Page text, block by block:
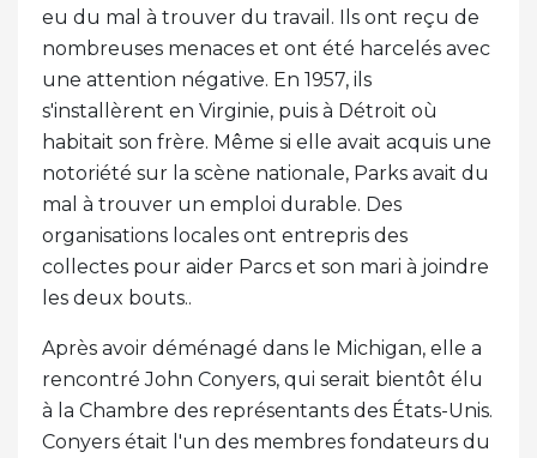
eu du mal à trouver du travail. Ils ont reçu de
nombreuses menaces et ont été harcelés avec
une attention négative. En 1957, ils
s'installèrent en Virginie, puis à Détroit où
habitait son frère. Même si elle avait acquis une
notoriété sur la scène nationale, Parks avait du
mal à trouver un emploi durable. Des
organisations locales ont entrepris des
collectes pour aider Parcs et son mari à joindre
les deux bouts..
Après avoir déménagé dans le Michigan, elle a
rencontré John Conyers, qui serait bientôt élu
à la Chambre des représentants des États-Unis.
Conyers était l'un des membres fondateurs du